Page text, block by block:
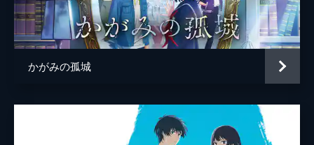
齋藤佑佳
井上伸一郎
中村理一郎
かがみの孤城